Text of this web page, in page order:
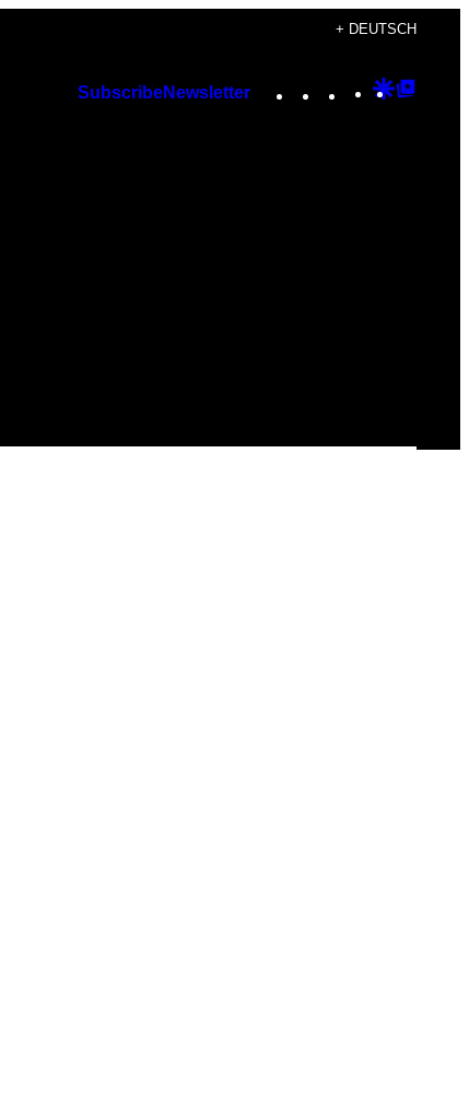
+ DEUTSCH
SubscribeNewsletter Instagram
TikTok
YouTube
Google